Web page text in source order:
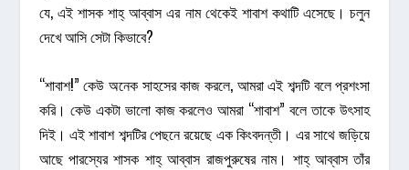
যে, এই শাসক শাহ্‌ আব্বাস এর নাম থেকেই শাবাশ কথাটি এসেছে। চলুন
দেখে আসি সেটা কিভাবে?
“শাবাশ!” কেউ অনেক সাহসের কাজ করলে, আমরা এই শব্দটি বলে প্রশংসা
করি। কেউ একটা ভালো কাজ করলেও আমরা “শাবাশ” বলে তাকে উৎসাহ
দিই। এই শাবাশ শব্দটির পেছনে রয়েছে এক কিংবদন্তী। এর সাথে জড়িয়ে
আছে পারস্যের শাসক শাহ্‌ আব্বাস রাজপুরুষের নাম। শাহ্‌ আব্বাস তাঁর